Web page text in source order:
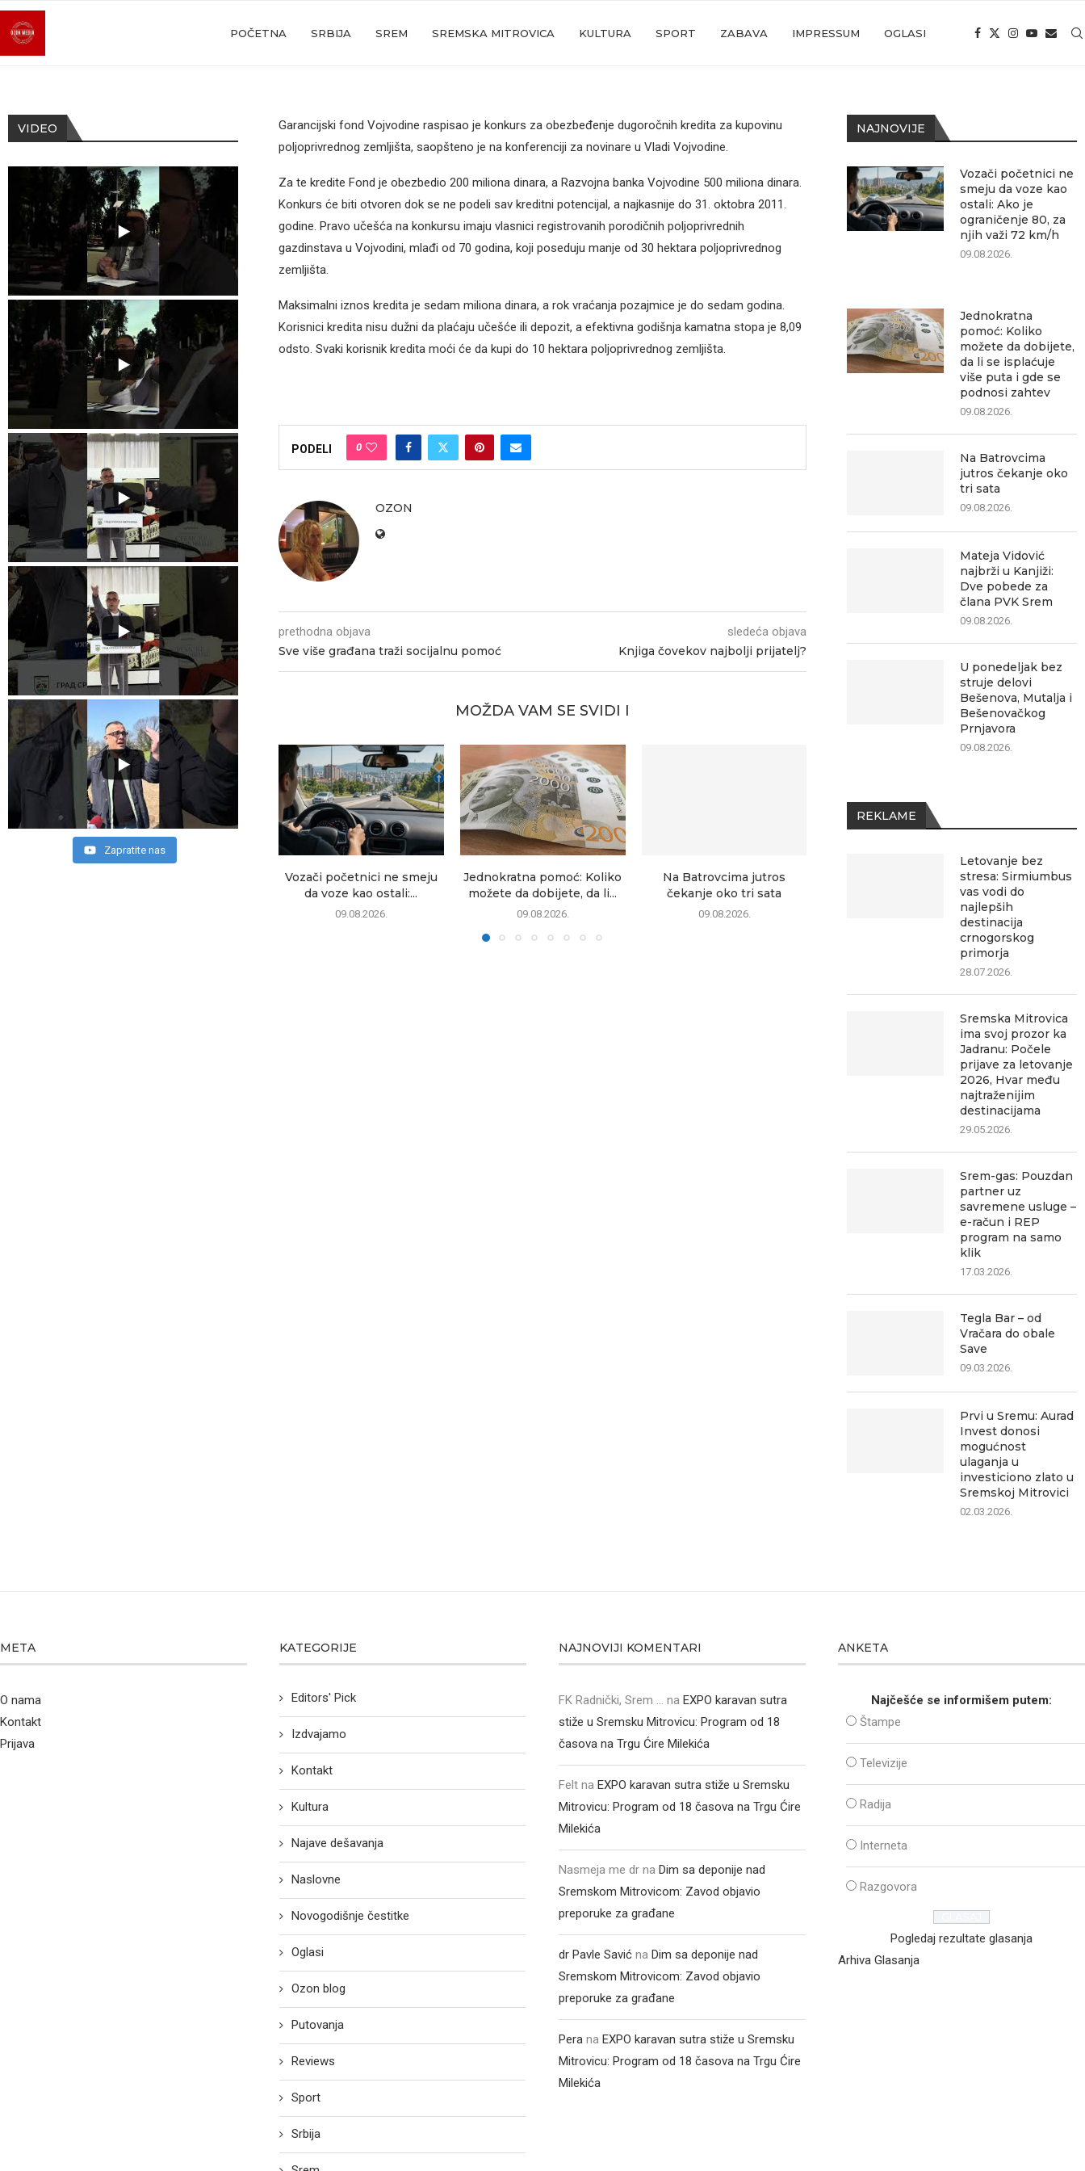
POČETNA SRBIJA SREM SREMSKA MITROVICA KULTURA SPORT ZABAVA IMPRESSUM OGLASI
Garancijski fond Vojvodine raspisao je konkurs za obezbeđenje dugoročnih kredita za kupovinu
poljoprivrednog zemljišta, saopšteno je na konferenciji za novinare u Vladi Vojvodine.
Za te kredite Fond je obezbedio 200 miliona dinara, a Razvojna banka Vojvodine 500 miliona dinara.
Konkurs će biti otvoren dok se ne podeli sav kreditni potencijal, a najkasnije do 31. oktobra 2011.
godine. Pravo učešća na konkursu imaju vlasnici registrovanih porodičnih poljoprivrednih
gazdinstava u Vojvodini, mlađi od 70 godina, koji poseduju manje od 30 hektara poljoprivrednog
zemljišta.
Maksimalni iznos kredita je sedam miliona dinara, a rok vraćanja pozajmice je do sedam godina.
Korisnici kredita nisu dužni da plaćaju učešće ili depozit, a efektivna godišnja kamatna stopa je 8,09
odsto. Svaki korisnik kredita moći će da kupi do 10 hektara poljoprivrednog zemljišta.
PODELI 0
OZON
prethodna objava
Sve više građana traži socijalnu pomoć
sledeća objava
Knjiga čovekov najbolji prijatelj?
MOŽDA VAM SE SVIDI I
Vozači početnici ne smeju
da voze kao ostali:...
09.08.2026.
Jednokratna pomoć: Koliko
možete da dobijete, da li...
09.08.2026.
Na Batrovcima jutros
čekanje oko tri sata
09.08.2026.
Mateja Vidović najbrži u
Kanjiži: Dve pobede za...
U
delovi
NAJNOVIJE
Vozači početnici ne
smeju da voze kao
ostali: Ako je
ograničenje 80, za
njih važi 72 km/h
09.08.2026.
Jednokratna
pomoć: Koliko
možete da dobijete,
da li se isplaćuje
više puta i gde se
podnosi zahtev
09.08.2026.
Na Batrovcima
jutros čekanje oko
tri sata
09.08.2026.
Mateja Vidović
najbrži u Kanjiži:
Dve pobede za
člana PVK Srem
09.08.2026.
U ponedeljak bez
struje delovi
Bešenova, Mutalja i
Bešenovačkog
Prnjavora
09.08.2026.
REKLAME
Letovanje bez
stresa: Sirmiumbus
vas vodi do
najlepših
destinacija
crnogorskog
primorja
28.07.2026.
Sremska Mitrovica
ima svoj prozor ka
Jadranu: Počele
prijave za letovanje
2026, Hvar među
najtraženijim
destinacijama
29.05.2026.
Srem-gas: Pouzdan
partner uz
savremene usluge –
e-račun i REP
program na samo
klik
17.03.2026.
Tegla Bar – od
Vračara do obale
Save
09.03.2026.
Prvi u Sremu: Aurad
Invest donosi
mogućnost
ulaganja u
investiciono zlato u
Sremskoj Mitrovici
02.03.2026.
VIDEO
Zapratite nas
META
O nama
Kontakt
Prijava
KATEGORIJE
Editors' Pick
Izdvajamo
Kontakt
Kultura
Najave dešavanja
Naslovne
Novogodišnje čestitke
Oglasi
Ozon blog
Putovanja
Reviews
Sport
Srbija
NAJNOVIJI KOMENTARI
FK Radnički, Srem ... naEXPO karavan sutra
stiže u Sremsku Mitrovicu: Program od 18
časova na Trgu Ćire Milekića
Felt naEXPO karavan sutra stiže u Sremsku
Mitrovicu: Program od 18 časova na Trgu Ćire
Milekića
Nasmeja me dr naDim sa deponije nad
Sremskom Mitrovicom: Zavod objavio
preporuke za građane
dr Pavle Savić naDim sa deponije nad
Sremskom Mitrovicom: Zavod objavio
preporuke za građane
Pera naEXPO karavan sutra stiže u Sremsku
Mitrovicu: Program od 18 časova na Trgu Ćire
Milekića
ANKETA
Najčešće se informišem putem:
Štampe
Televizije
Radija
Interneta
Razgovora
Pogledaj rezultate glasanja
Arhiva Glasanja